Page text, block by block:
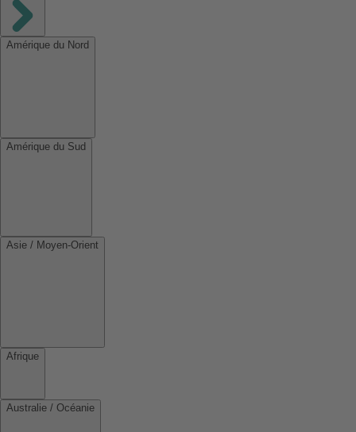
Amérique du Nord
Amérique du Sud
Asie / Moyen-Orient
Afrique
Australie / Océanie